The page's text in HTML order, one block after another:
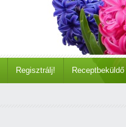
Regisztrálj! Receptbeküldő